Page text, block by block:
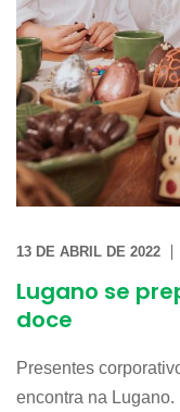
13 DE ABRIL DE 2022
Lugano se
doce
Presentes
encontra na Lugano.